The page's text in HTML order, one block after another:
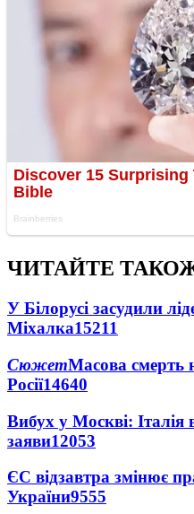
ЧИТАЙТЕ
У Білорусі засудили
Міхалка15211
СюжетМасова смерть
Росії14640
Вибух у Москві: Італія
заяви12053
ЄС відзавтра змінює
України9555